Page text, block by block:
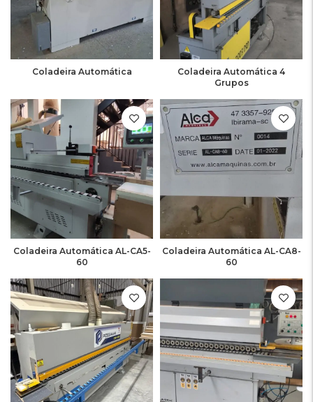
Coladeira Automática
Coladeira Automática 4
Grupos
Coladeira Automática AL-CA5-
60
Coladeira Automática AL-CA8-
60